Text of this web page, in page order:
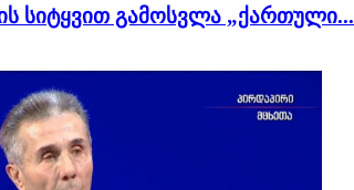
სიტყვით გამოსვლა „ქართული...